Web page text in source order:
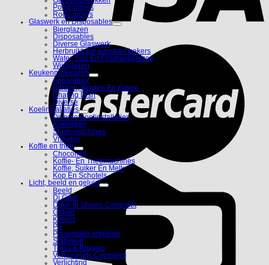
Polsbandjes
Rode lopers
Glaswerk en Disposables
Bierglazen
Disposables
Diverse Glaswerk
Herbruikbaar kunststof bekers
Water, Sap En Frisdrankglazen
Wijnglazen
Keukenmaterialen
Apparatuur
Bakken, Braden En Koken
Chafing Dish
Diverse
Koelinstallaties
Diverse Koelinstallaties
Koelingen
Slush-machines
Vriezers
Koffie en thee
Chocomel
Koffie- En Theemachines
Koffie, Suiker En Melk
Kop En Schotels
Licht, beeld en geluid
Beeld
Dj Gear
Drive-in Shows Compleet
Geluid
Kabels
Pa
Presentatie artikelen
Statieven
Truss & Rigging
Verhuursets Compleet
Verlichting